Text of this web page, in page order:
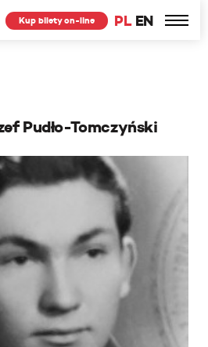
PL EN
Kup bilety on-line
Pudło-Tomczyński